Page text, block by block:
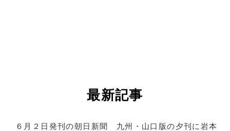
最新記事
６月２日発刊の朝日新聞 九州・山口版の夕刊に岩本